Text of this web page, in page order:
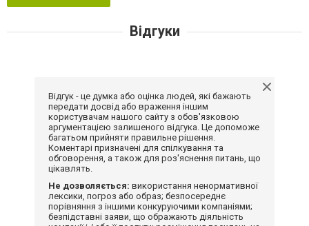
Відгуки
Відгук - це думка або оцінка людей, які бажають
передати досвід або враження іншим
користувачам нашого сайту з обов'язковою
аргументацією залишеного відгука. Це допоможе
багатьом прийняти правильне рішення.
Коментарі призначені для спілкування та
обговорення, а також для роз'яснення питань, що
цікавлять.
Не дозволяється: використання ненормативної
лексики, погроз або образ; безпосереднє
порівняння з іншими конкуруючими компаніями;
безпідставні заяви, що ображають діяльність